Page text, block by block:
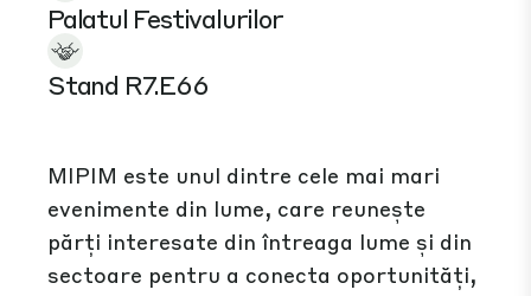
Palatul Festivalurilor
Stand R7.E66
MIPIM este unul dintre cele mai mari
evenimente din lume, care reunește
părți interesate din întreaga lume și din
sectoare pentru a conecta oportunități,